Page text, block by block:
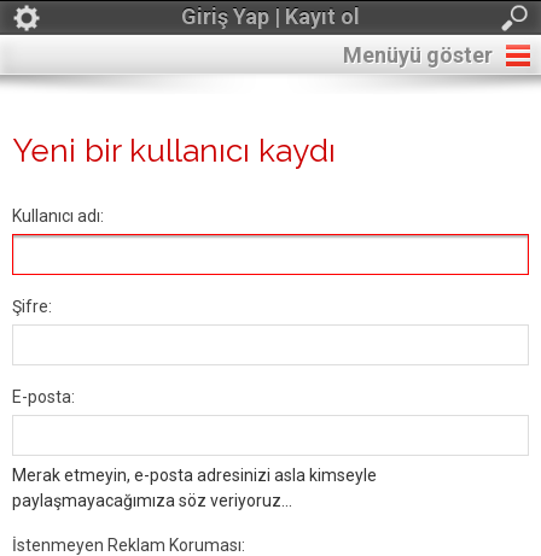
Giriş Yap | Kayıt ol
Menüyü göster
Yeni bir kullanıcı kaydı
Kullanıcı adı:
Şifre:
E-posta:
Merak etmeyin, e-posta adresinizi asla kimseyle
paylaşmayacağımıza söz veriyoruz...
İstenmeyen Reklam Koruması: